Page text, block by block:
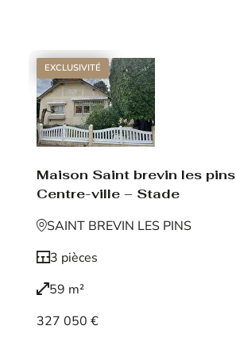
EXCLUSIVITÉ
Maison Saint brevin les pins
Centre-ville – Stade
SAINT BREVIN LES PINS
3 pièces
59 m²
327 050 €